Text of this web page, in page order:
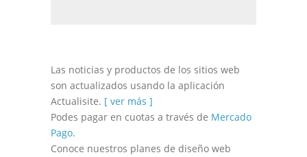
Las noticias y productos de los sitios web
son actualizados usando la aplicación
Actualisite. [ ver más ]
Podes pagar en cuotas a través de Mercado
Pago.
Conoce nuestros planes de diseño web